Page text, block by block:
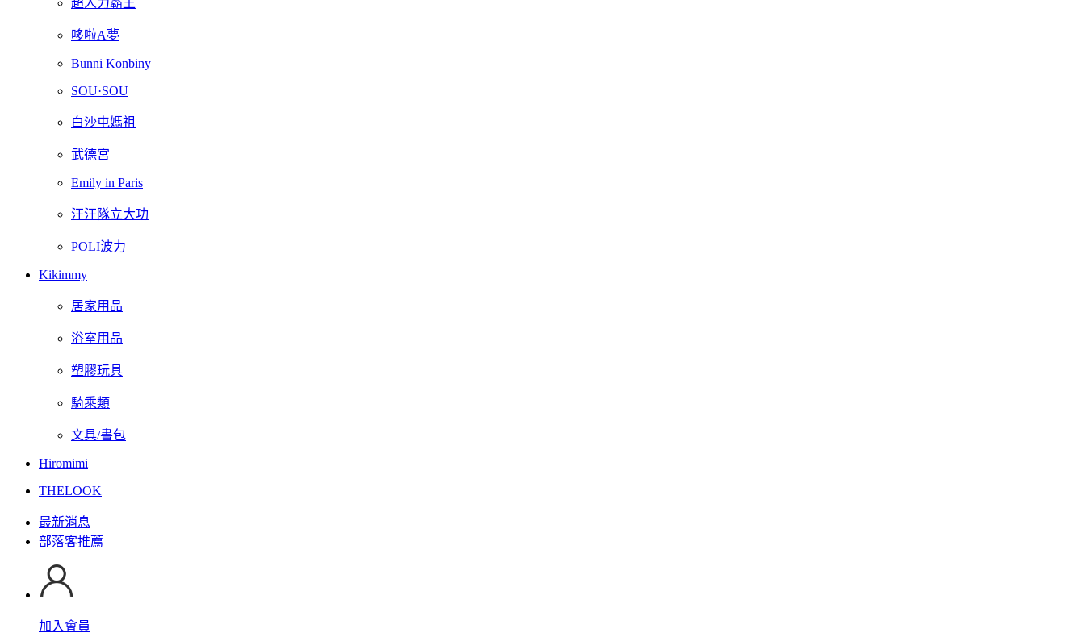
哆啦A夢
Bunni Konbiny
SOU·SOU
白沙屯媽祖
武德宮
Emily in Paris
汪汪隊立大功
POLI波力
Kikimmy
居家用品
浴室用品
塑膠玩具
騎乘類
文具/書包
Hiromimi
THELOOK
最新消息
部落客推薦
加入會員